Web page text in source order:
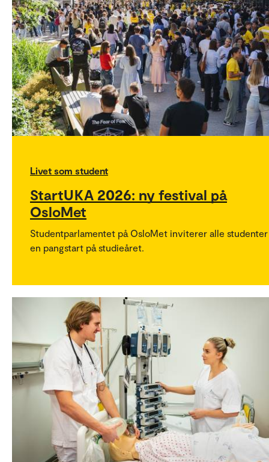
Livet som student
StartUKA 2026: ny festival på
OsloMet
Studentparlamentet på OsloMet inviterer alle
en pangstart på studieåret.